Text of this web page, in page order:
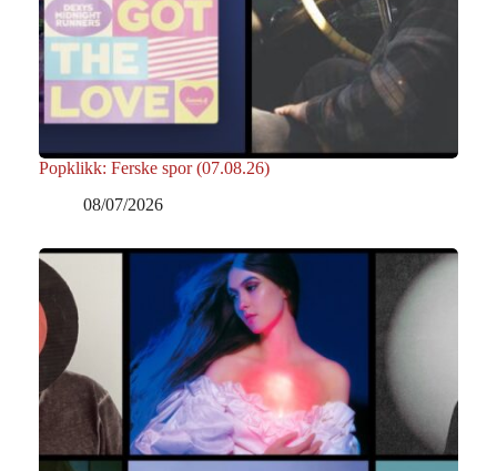
Popklikk: Ferske spor (07.08.26)
08/07/2026